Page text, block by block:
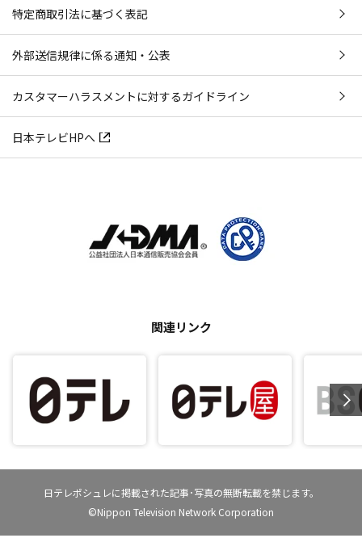
特定商取引法に基づく表記
外部送信規律に係る通知・公表
カスタマーハラスメントに対するガイドライン
日本テレビHPへ
関連リンク
日テレポシュレに掲載された記事･写真の無断転載を禁じます。
©Nippon Television Network Corporation